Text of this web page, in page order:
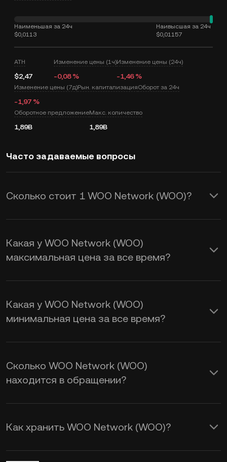
Наименьшая за 24ч
$0,0113
Наивысшая за 24ч
$0,01157
ATH
$2,47
Изменение цены (1ч)
-0,08 %
Изменение цены (24ч)
-1,46 %
Изменение цены (7д)
-1,97 %
Рын. капитализацияОборот за 24ч
Оборотное предложение
1,89B
Макс. количество
1,89B
Часто задаваемые вопросы
Сколько стоит 1 WOO Network (WOO)?
KuCoin предоставляет в режиме
реального времени обновление цены
USD для WOO Network (WOO). На
рынка. Воспользуйтесь
калькулятором KuCoin, чтобы в
режиме реального времени
USD.
Какая у WOO Network (WOO)
максимальная цена за все время?
Какая у WOO Network (WOO)
минимальная цена за все время?
Сколько WOO Network (WOO)
находится в обращении?
Как хранить WOO Network (WOO)?